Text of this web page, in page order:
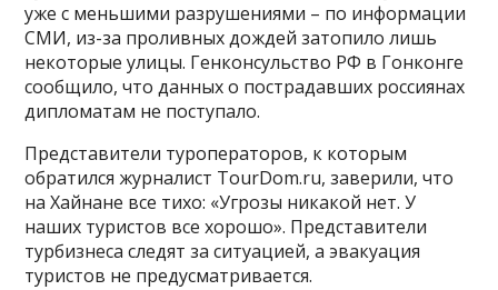
уже с меньшими разрушениями – по информации
СМИ, из-за проливных дождей затопило лишь
некоторые улицы. Генконсульство РФ в Гонконге
сообщило, что данных о пострадавших россиянах
дипломатам не поступало.
Представители туроператоров, к которым
обратился журналист TourDom.ru, заверили, что
на Хайнане все тихо: «Угрозы никакой нет. У
наших туристов все хорошо». Представители
турбизнеса следят за ситуацией, а эвакуация
туристов не предусматривается.